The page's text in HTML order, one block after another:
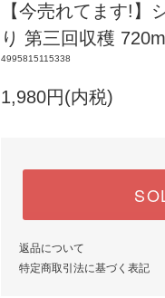
【今売れてます!
り 第三回収穫 720ml
4995815115338
1,980円(内税)
返品について
特定商取引法に基づく表記